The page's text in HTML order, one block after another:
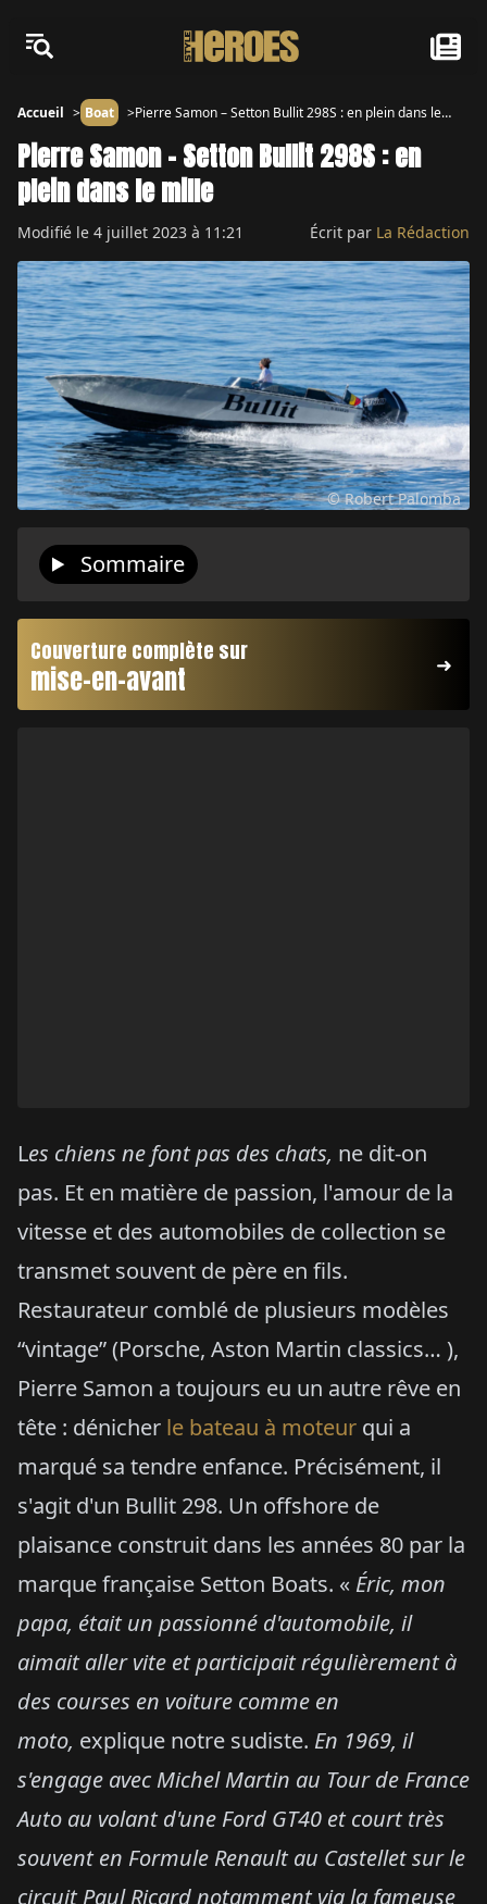
Accueil Boat
Pierre Samon – Setton Bullit 298S : en plein dans le
Pierre Samon – Setton Bullit 298S : en
plein dans le mille
Modifié le 4 juillet 2023 à 11:21 Écrit par La Rédaction
© Robert Palomba
Sommaire
Couverture complète sur
mise-en-avant
Les chiens ne font pas des chats, ne dit-on
pas. Et en matière de passion, l'amour de la
vitesse et des automobiles de collection se
transmet souvent de père en fils.
Restaurateur comblé de plusieurs modèles
“vintage” (Porsche, Aston Martin classics… ),
Pierre Samon a toujours eu un autre rêve en
tête : dénicher le bateau à moteur qui a
marqué sa tendre enfance. Précisément, il
s'agit d'un Bullit 298. Un offshore de
plaisance construit dans les années 80 par la
marque française Setton Boats. « Éric, mon
papa, était un passionné d'automobile, il
aimait aller vite et participait régulièrement à
des courses en voiture comme en
moto, explique notre sudiste. En 1969, il
s'engage avec Michel Martin au Tour de France
Auto au volant d'une Ford GT40 et court très
souvent en Formule Renault au Castellet sur le
circuit Paul Ricard notamment via la fameuse